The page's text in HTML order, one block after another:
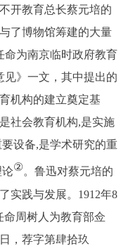
开教育总长蔡元培的
了博物馆筹建的大量
命为南京临时政府教育
见》一文，其中提出的
机构的建立奠定基
社会教育机构,是实施
设备,是学术研究的重
论②。鲁迅对蔡元培的
实践与发展。1912年8
命周树人为教育部佥
，荐字第肆拾玖